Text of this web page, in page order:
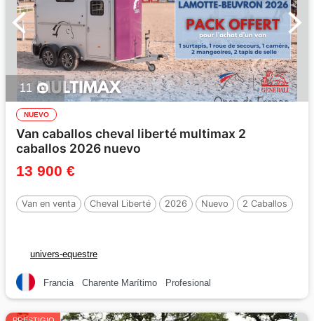
11
NUEVO
Van caballos cheval liberté multimax 2
caballos 2026 nuevo
13 900 €
Van en venta Cheval Liberté 2026 Nuevo 2 Caballos
univers-equestre
Francia Charente Marítimo Profesional